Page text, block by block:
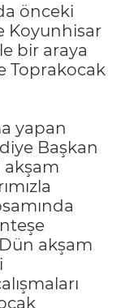
önceki
Koyunhisar
bir araya
Toprakocak
yapan
Başkan
akşam
akşam